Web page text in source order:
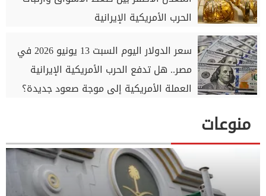
الحرب الأمريكية الإيرانية
سعر الدولار اليوم السبت 13 يونيو 2026 في
مصر.. هل تدفع الحرب الأمريكية الإيرانية
العملة الأمريكية إلى موجة صعود جديدة؟
منوعات